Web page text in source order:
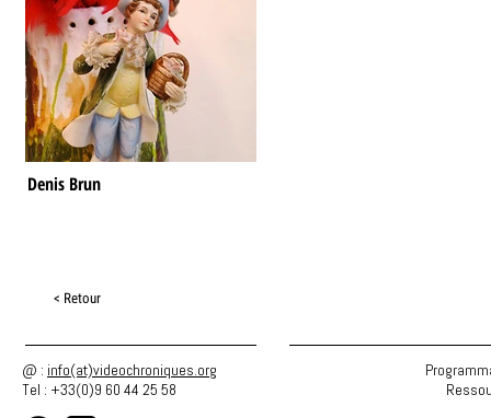
Denis Brun
< Retour
@ : info(at)videochroniques.org
Tel : +33(0)9 60 44 25 58